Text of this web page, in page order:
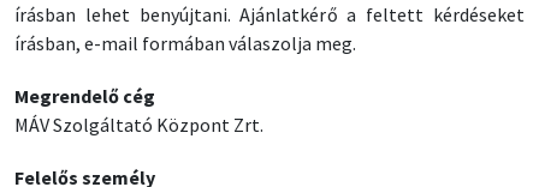
írásban lehet benyújtani. Ajánlatkérő a feltett kérdéseket
írásban, e-mail formában válaszolja meg.
Megrendelő cég
MÁV Szolgáltató Központ Zrt.
Felelős személy